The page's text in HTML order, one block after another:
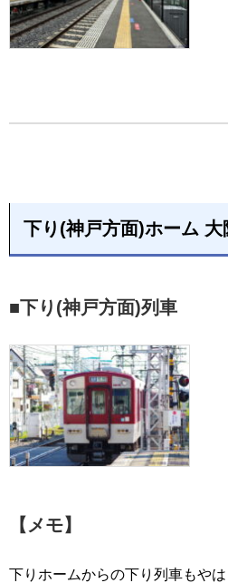
下り(神戸方面)ホーム 大
■下り(神戸方面)列車
【メモ】
下りホームからの下り列車もやは